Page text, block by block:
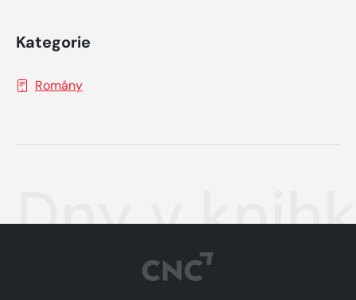
Kategorie
Romány
Dny v